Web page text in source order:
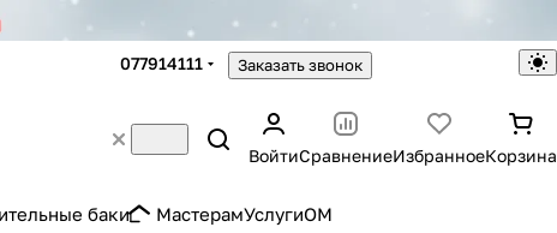
077914111 Заказать звонок
ВойтиСравнениеИзбранноеКорзина
баки МастерамУслугиOM